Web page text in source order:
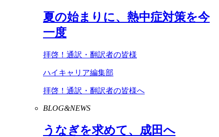
夏の始まりに、熱中症対策を今
一度
拝啓！通訳・翻訳者の皆様
ハイキャリア編集部
拝啓！通訳・翻訳者の皆様へ
BLOG&NEWS
うなぎを求めて、成田へ